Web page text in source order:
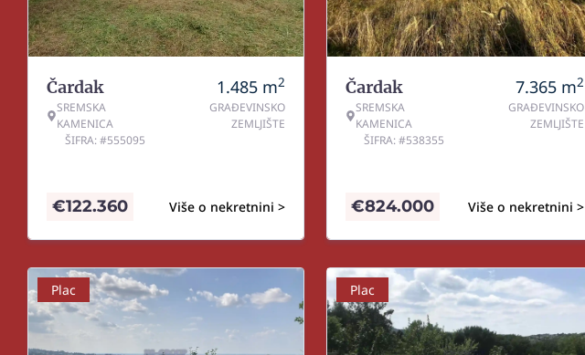
Čardak
SREMSKA
KAMENICA
ŠIFRA: #555095
1.485 m2
GRAĐEVINSKO
ZEMLJIŠTE
Više o nekretnini >
€122.360
Čardak
SREMSKA
KAMENICA
ŠIFRA: #538355
7.365 m2
GRAĐEVINSKO
ZEMLJIŠTE
Više o nekretnini >
€824.000
Plac Plac